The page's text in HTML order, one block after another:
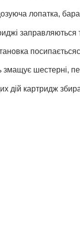
лопатка,
заправляються
посипається
змащує шестерні,
дій картридж